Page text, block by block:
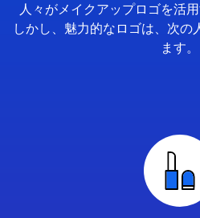
人々がメイクアップロゴを活
しかし、魅力的なロゴは、次の
ます。